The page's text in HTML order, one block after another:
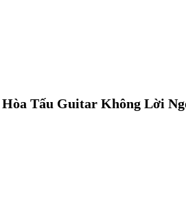
Tấu Guitar Không Lời